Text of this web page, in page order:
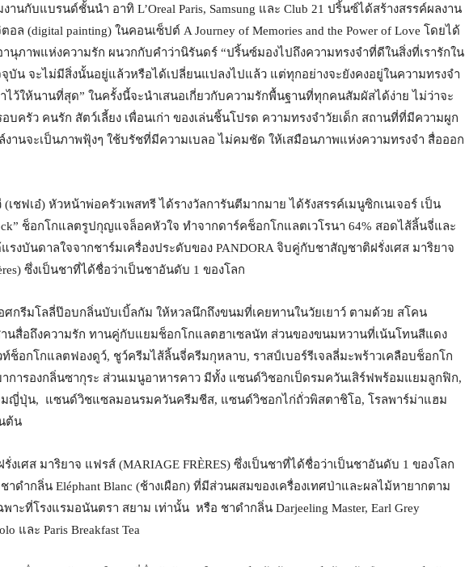
งานกับแบรนด์ชั้นนำ อาทิ L’Oreal Paris, Samsung และ Club 21 ปริ้นซ์ได้สร้างสรรค์ผลงาน
ล (digital painting) ในคอนเซ็ปต์ A Journey of Memories and the Power of Love โดยได้
นุภาพแห่งความรัก ผนวกกับคำว่านิรันดร์ “ปริ้นซ์มองไปถึงความทรงจำที่ดีในสิ่งที่เรารักใน
บัน จะไม่มีสิ่งนั้นอยู่แล้วหรือได้เปลี่ยนแปลงไปแล้ว แต่ทุกอย่างจะยังคงอยู่ในความทรงจำ
ไว้ให้นานที่สุด” ในครั้งนี้จะนำเสนอเกี่ยวกับความรักพื้นฐานที่ทุกคนสัมผัสได้ง่าย ไม่ว่าจะ
บครัว คนรัก สัตว์เลี้ยง เพื่อนเก่า ของเล่นชิ้นโปรด ความทรงจำวัยเด็ก สถานที่ที่มีความผูก
านจะเป็นภาพฟุ้งๆ ใช้บรัชที่มีความเบลอ ไม่คมชัด ให้เสมือนภาพแห่งความทรงจำ สื่อออก
เชฟเอ๋) หัวหน้าพ่อครัวเพสทรี ได้รางวัลการันตีมากมาย ได้รังสรรค์เมนูซิกเนเจอร์ เป็น
ช็อกโกแลตรูปกุญแจล็อคหัวใจ ทำจากดาร์คช็อกโกแลตเวโรนา 64% สอดไส้ลิ้นจี่และ
งบันดาลใจจากชาร์มเครื่องประดับของ PANDORA จิบคู่กับชาสัญชาติฝรั่งเศส มาริยาจ
ซึ่งเป็นชาที่ได้ชื่อว่าเป็นชาอันดับ 1 ของโลก
ศกรีมโลลี่ป๊อบกลิ่นบับเบิ้ลกัม ให้หวลนึกถึงขนมที่เคยทานในวัยเยาว์ ตามด้วย สโคน
นสื่อถึงความรัก ทานคู่กับแยมช็อกโกแลตฮาเซลนัท ส่วนของขนมหวานที่เน้นโทนสีแดง
ท์ช็อกโกแลตฟองดูว์, ชูว์ครีมไส้ลิ้นจี่ครีมกุหลาบ, ราสป์เบอร์รีเจลลี่มะพร้าวเคลือบช็อกโก
าการองกลิ่นซากุระ ส่วนเมนูอาหารคาว มีทั้ง แซนด์วิชอกเป็ดรมควันเสิร์ฟพร้อมแยมลูกฟิก,
ญี่ปุ่น, แซนด์วิชแซลมอนรมควันครีมชีส, แซนด์วิชอกไก่ถั่วพิสตาชิโอ, โรลพาร์ม่าแฮม
ต้น
เศส มาริยาจ แฟรส์ (MARIAGE FRÈRES) ซึ่งเป็นชาที่ได้ชื่อว่าเป็นชาอันดับ 1 ของโลก
ดำกลิ่น Eléphant Blanc (ช้างเผือก) ที่มีส่วนผสมของเครื่องเทศป่าและผลไม้หายากตาม
พาะที่โรงแรมอนันตรา สยาม เท่านั้น หรือ ชาดำกลิ่น Darjeeling Master, Earl Grey
และ Paris Breakfast Tea